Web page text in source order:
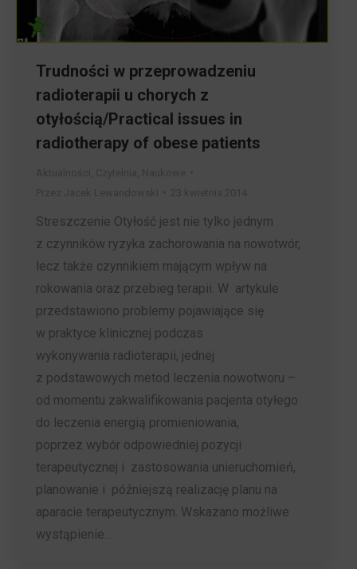
Trudności w przeprowadzeniu
radioterapii u chorych z
otyłością/Practical issues in
radiotherapy of obese patients
Streszczenie Otyłość jest nie tylko jednym
z czynników ryzyka zachorowania na nowotwór,
lecz także czynnikiem mającym wpływ na
rokowania oraz przebieg terapii. W artykule
przedstawiono problemy pojawiające się
w praktyce klinicznej podczas
wykonywania radioterapii, jednej
z podstawowych metod leczenia nowotworu –
od momentu zakwalifikowania pacjenta otyłego
do leczenia energią promieniowania,
poprzez wybór odpowiedniej pozycji
terapeutycznej i zastosowania unieruchomień,
planowanie i późniejszą realizację planu na
aparacie terapeutycznym. Wskazano możliwe
wystąpienie…